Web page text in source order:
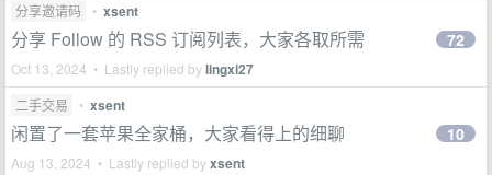
分享邀请码 • xsent
分享 Follow 的 RSS 订阅列表，大家各取所需
Oct 13, 2024 • Lastly replied bylingxi27
72
二手交易 • xsent
闲置了一套苹果全家桶，大家看得上的细聊
Aug 13, 2024 • Lastly replied byxsent
10